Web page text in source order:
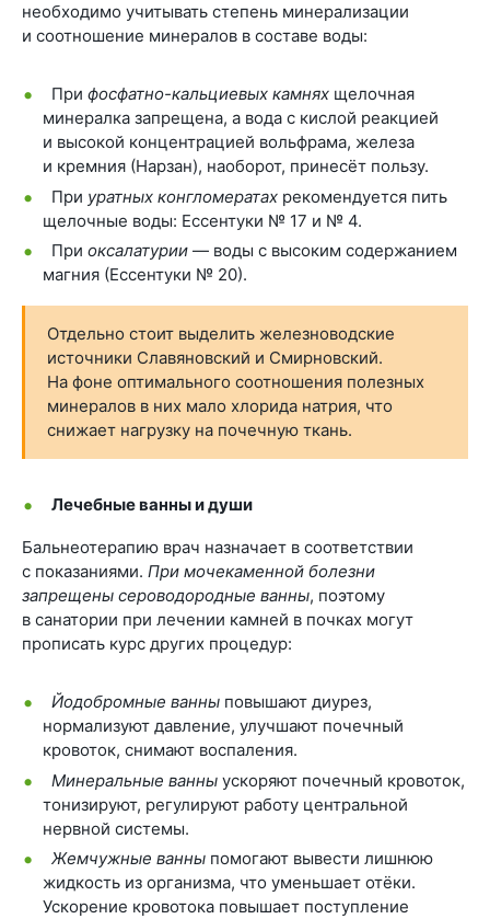
необходимо учитывать степень минерализации
и соотношение минералов в составе воды:
При фосфатно-кальциевых камнях щелочная
минералка запрещена, а вода с кислой реакцией
и высокой концентрацией вольфрама, железа
и кремния (Нарзан), наоборот, принесёт пользу.
При уратных конгломератах рекомендуется пить
щелочные воды: Ессентуки № 17 и № 4.
При оксалатурии — воды с высоким содержанием
магния (Ессентуки № 20).
Отдельно стоит выделить железноводские
источники Славяновский и Смирновский.
На фоне оптимального соотношения полезных
минералов в них мало хлорида натрия, что
снижает нагрузку на почечную ткань.
Лечебные ванны и души
Бальнеотерапию врач назначает в соответствии
с показаниями. При мочекаменной болезни
запрещены сероводородные ванны, поэтому
в санатории при лечении камней в почках могут
прописать курс других процедур:
Йодобромные ванны повышают диурез,
нормализуют давление, улучшают почечный
кровоток, снимают воспаления.
Минеральные ванны ускоряют почечный кровоток,
тонизируют, регулируют работу центральной
нервной системы.
Жемчужные ванны помогают вывести лишнюю
жидкость из организма, что уменьшает отёки.
Ускорение кровотока повышает поступление